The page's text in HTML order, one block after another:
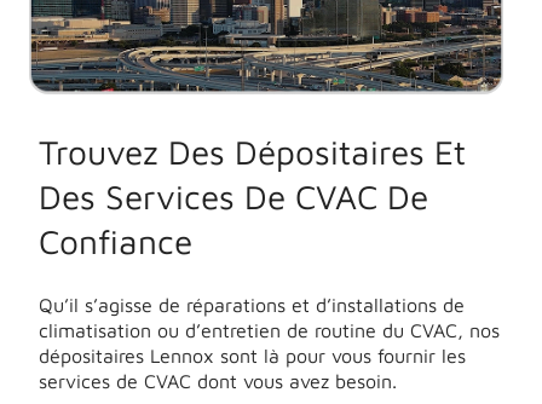
Trouvez Des Dépositaires Et
Des Services De CVAC De
Confiance
Qu’il s’agisse de réparations et d’installations de
climatisation ou d’entretien de routine du CVAC, nos
dépositaires Lennox sont là pour vous fournir les
services de CVAC dont vous avez besoin.